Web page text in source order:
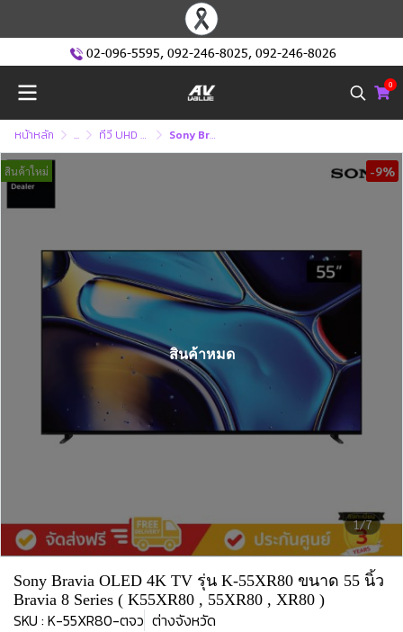
02-096-5595, 092-246-8025, 092-246-8026
0
หน้าหลัก ... ทีวี UHD หรือ ทีวี 4K (Ultra High Defination ) Sony Bravia OLED 4K TV รุ่น K-55XR80 ขนาด 55 นิ้ว Bravia 8 Series ( K55XR80 , 55XR80 , XR80 )
1/7
สินค้าใหม่ -9%
สินค้าหมด
Sony Bravia OLED 4K TV รุ่น K-55XR80 ขนาด 55 นิ้ว
Bravia 8 Series ( K55XR80 , 55XR80 , XR80 )
SKU : K-55XR80-ตจว ต่างจังหวัด